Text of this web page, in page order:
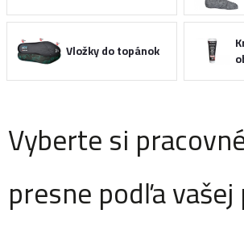
Vložky do topánok
Vyberte si
presne podľa